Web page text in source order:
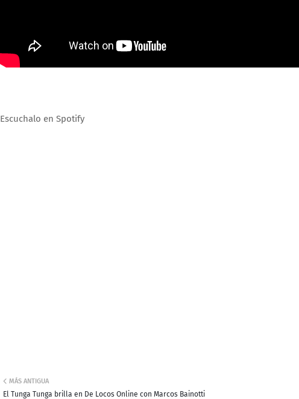
Escuchalo en Spotify
MÁS ANTIGUA
El Tunga Tunga brilla en De Locos Online con Marcos Bainotti